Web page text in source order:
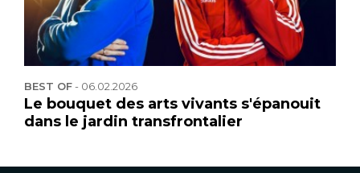
BEST OF- 06.02.2026
Le bouquet des arts vivants s'épanouit
dans le jardin transfrontalier